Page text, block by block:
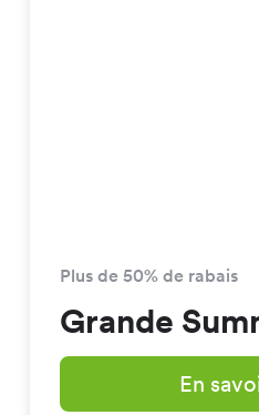
Plus de 50% de rabais
Grande
En